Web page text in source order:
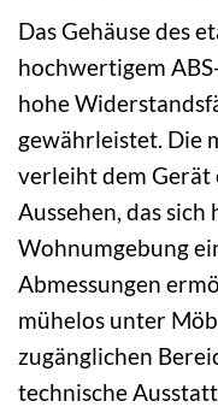
Das Gehäuse des
hochwertigem
hohe
gewährleistet. Die
verleiht dem Gerät
Aussehen, das
Wohnumgebung
Abmessungen
mühelos unter
zugänglichen
technische